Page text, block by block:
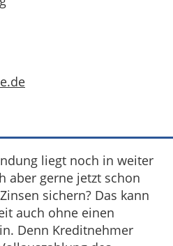
liegt noch in weiter
aber gerne jetzt schon
sichern? Das kann
auch ohne einen
Denn Kreditnehmer